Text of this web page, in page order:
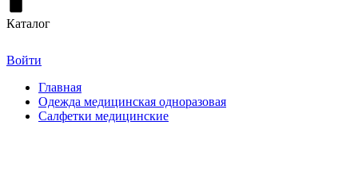
Каталог
Войти
Главная
Одежда медицинская одноразовая
Салфетки медицинские